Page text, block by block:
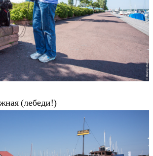
(лебеди!)